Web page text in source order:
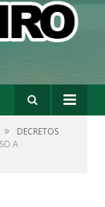
»
DECRETOS
A